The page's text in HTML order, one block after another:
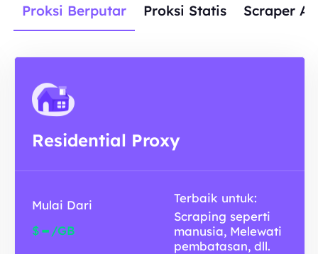
Proksi Berputar Proksi Statis Scraper
Residential Proxy
Mulai Dari
$-/GB
Terbaik untuk:
Scraping seperti
manusia, Melewati
pembatasan, dll.